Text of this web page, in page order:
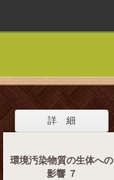
詳 細
環境汚染物質の生体への
影響 ７